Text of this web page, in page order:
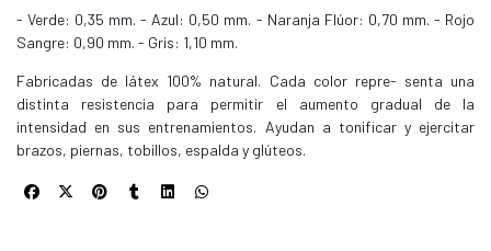
- Verde: 0,35 mm. - Azul: 0,50 mm. - Naranja Flúor: 0,70 mm. - Rojo
Sangre: 0,90 mm. - Gris: 1,10 mm.
Fabricadas de látex 100% natural. Cada color repre- senta una
distinta resistencia para permitir el aumento gradual de la
intensidad en sus entrenamientos. Ayudan a tonificar y ejercitar
brazos, piernas, tobillos, espalda y glúteos.